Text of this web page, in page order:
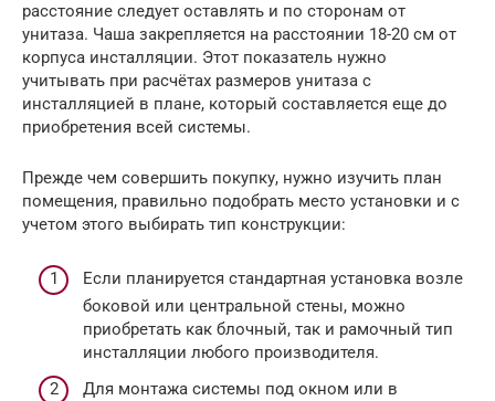
расстояние следует оставлять и по сторонам от
унитаза. Чаша закрепляется на расстоянии 18-20 см от
корпуса инсталляции. Этот показатель нужно
учитывать при расчётах размеров унитаза с
инсталляцией в плане, который составляется еще до
приобретения всей системы.
Прежде чем совершить покупку, нужно изучить план
помещения, правильно подобрать место установки и с
учетом этого выбирать тип конструкции:
Если планируется стандартная установка возле
боковой или центральной стены, можно
приобретать как блочный, так и рамочный тип
инсталляции любого производителя.
Для монтажа системы под окном или в